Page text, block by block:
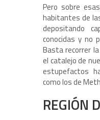
Pero sobre
habitantes de
depositando
conocidas y no
Basta recorrer
el catalejo de
estupefactos
como los de
REGIÓN